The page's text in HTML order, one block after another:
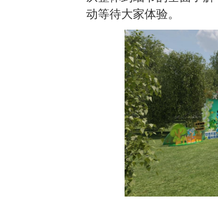
动等待大家体验。